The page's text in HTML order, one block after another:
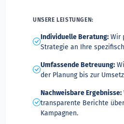
UNSERE LEISTUNGEN:
Individuelle Beratung: Wir
Strategie an Ihre
Umfassende Betreuung:
der Planung bis zur
Nachweisbare Ergebnisse:
transparente Berichte
Kampagnen.